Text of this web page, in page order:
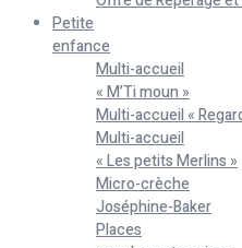
Petite
enfance
Multi-accueil
« M’Ti moun »
Multi-accueil «
Multi-accueil
« Les petits Merlins »
Micro-crèche
Joséphine-Baker
Places